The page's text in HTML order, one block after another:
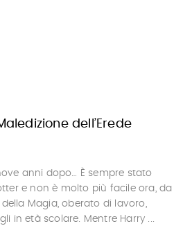
dell’Erede
anni dopo… È sempre stato
e non è molto più facile ora, da
Magia, oberato di lavoro,
in età scolare. Mentre Harry ...